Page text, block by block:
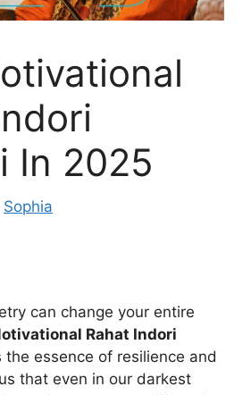
In 2025
Sophia
can change your entire
Rahat Indori
the essence of resilience and
that even in our darkest